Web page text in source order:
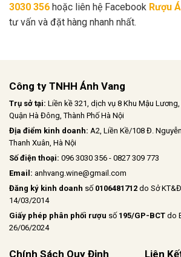
3030 356 hoặc liên hệ Facebook Rượu
tư vấn và đặt hàng nhanh nhất.
Công ty TNHH Ánh Vang
Trụ sở tại: Liền kề 321, dịch vụ 8 Khu Mậu
Quận Hà Đông, Thành Phố Hà Nội
Địa điểm kinh doanh: A2, Liền Kề/108 Đ.
Thanh Xuân, Hà Nội
Số điện thoại: 096 3030 356 - 0827 309 773
Email: anhvang.wine@gmail.com
Đăng ký kinh doanh số 0106481712 do Sở
14/03/2014
Giấy phép phân phối rượu số 195/GP-BCT do
26/06/2024
Chính Sách Quy Định Liên